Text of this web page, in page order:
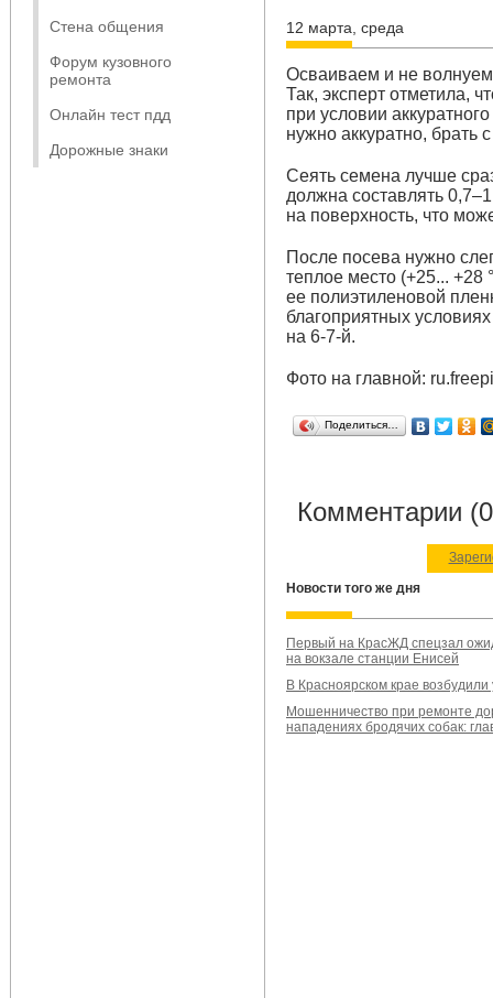
Стена общения
Форум кузовного
ремонта
Онлайн тест пдд
Дорожные знаки
12 марта, среда
Осваиваем и не
Так, эксперт отметила,
при условии
нужно аккуратно, брать
Сеять семена лучше
должна составлять
на поверхность, что
После посева нужно
теплое место (+25...
ее полиэтиленовой
благоприятных
на 6-7-й.
Фото на главной:
Поделиться…
Комментарии
Новости того же дня
Первый на КрасЖД спецзал
на вокзале станции Енисей
В Красноярском крае
Мошенничество при ремонте
нападениях бродячих собак: